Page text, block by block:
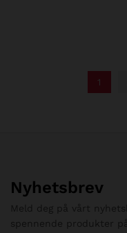
1
Nyhetsbrev
Meld deg på vårt
spennende produkter